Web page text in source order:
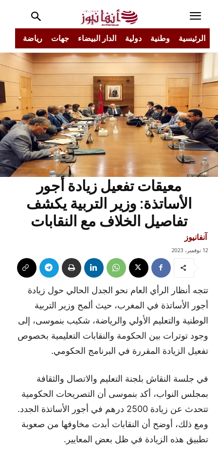
الرئيسية وطنية دولية الدار البيضاء جهات رياضة
معيقات تفعيل زيادة أجور
الأساتذة: وزير التربية يكشف
تفاصيل الخلاف مع النقابات
آنفانيوز
12 نوفمبر، 2023
تتجه أنظار الرأي العام نحو الجدل الحالي حول زيادة
أجور الأساتذة في المغرب، حيث ألمح وزير التربية
الوطنية والتعليم الأولي والرياضة، شكيب بنموسى، إلى
وجود توترات بين الحكومة والنقابات التعليمية بخصوص
تفعيل الزيادة المقررة في البرنامج الحكومي.
في جلسة النقاش بلجنة التعليم والاتصال والثقافة
بمجلس النواب، أكد بنموسى أن التصريحات الحكومية
تتحدث عن زيادة 2500 درهم في أجور الأساتذة الجدد.
ومع ذلك، أوضح أن النقابات أبدت مخاوفها من صعوبة
تطبيق هذه الزيادة في ظل بعض المعايير.